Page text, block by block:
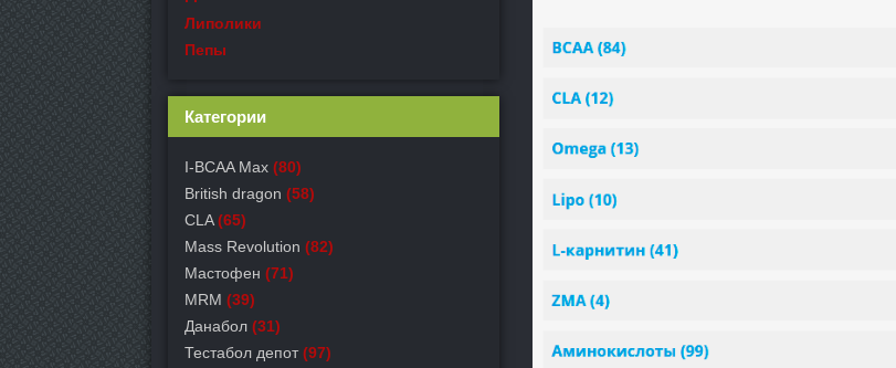
Липолики
Пепы
Категории
I-BCAA Max (80)
British dragon (58)
CLA (65)
Mass Revolution (82)
Мастофен (71)
MRM (39)
Данабол (31)
Тестабол депот (97)